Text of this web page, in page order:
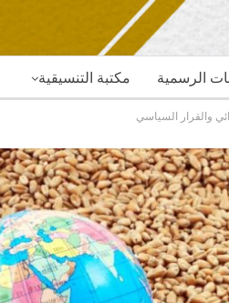
مكتبة التنسيقية الرسمية
والقرار السياسي